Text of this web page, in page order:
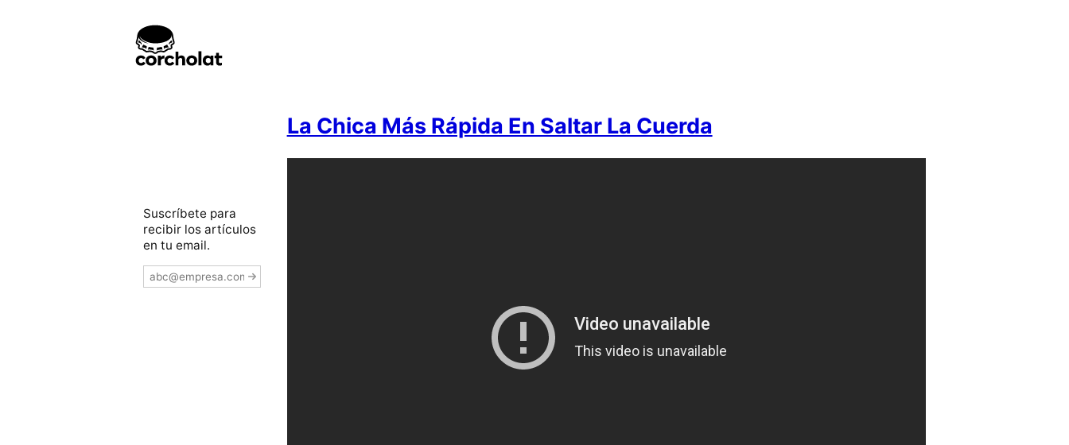
La Chica Más Rápida En Saltar La Cuerda
Suscríbete para
recibir los artículos
en tu email.